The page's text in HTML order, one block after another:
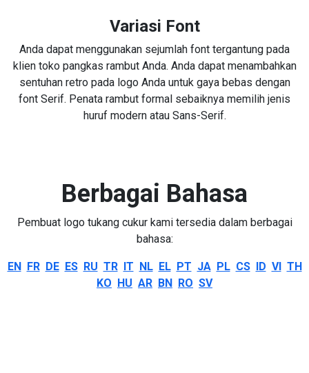
Variasi Font
Anda dapat menggunakan sejumlah font tergantung pada
klien toko pangkas rambut Anda. Anda dapat menambahkan
sentuhan retro pada logo Anda untuk gaya bebas dengan
font Serif. Penata rambut formal sebaiknya memilih jenis
huruf modern atau Sans-Serif.
Berbagai Bahasa
Pembuat logo tukang cukur kami tersedia dalam berbagai
bahasa:
EN FR DE ES RU TR IT NL EL PT JA PL CS ID VI TH
KO HU AR BN RO SV